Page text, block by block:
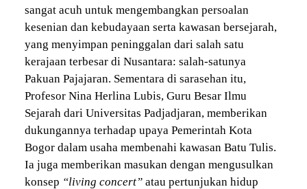
sangat acuh untuk mengembangkan persoalan
kesenian dan kebudayaan serta kawasan bersejarah,
yang menyimpan peninggalan dari salah satu
kerajaan terbesar di Nusantara: salah-satunya
Pakuan Pajajaran. Sementara di sarasehan itu,
Profesor Nina Herlina Lubis, Guru Besar Ilmu
Sejarah dari Universitas Padjadjaran, memberikan
dukungannya terhadap upaya Pemerintah Kota
Bogor dalam usaha membenahi kawasan Batu Tulis.
Ia juga memberikan masukan dengan mengusulkan
konsep “living concert” atau pertunjukan hidup